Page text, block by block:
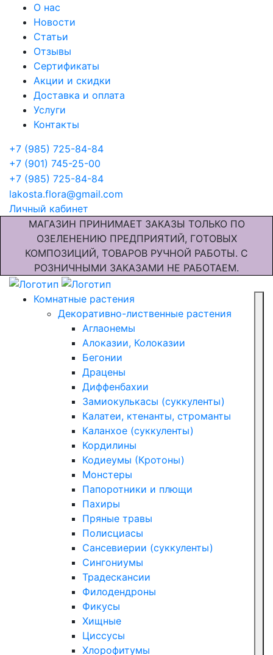
О нас
Новости
Статьи
Отзывы
Сертификаты
Акции и скидки
Доставка и оплата
Услуги
Контакты
+7 (985) 725-84-84
+7 (901) 745-25-00
+7 (985) 725-84-84
lakosta.flora@gmail.com
Личный кабинет
МАГАЗИН ПРИНИМАЕТ ЗАКАЗЫ ТОЛЬКО ПО
ОЗЕЛЕНЕНИЮ ПРЕДПРИЯТИЙ, ГОТОВЫХ
КОМПОЗИЦИЙ, ТОВАРОВ РУЧНОЙ РАБОТЫ. С
РОЗНИЧНЫМИ ЗАКАЗАМИ НЕ РАБОТАЕМ.
Комнатные растения
Декоративно-лиственные растения
Аглаонемы
Алоказии, Колоказии
Бегонии
Драцены
Диффенбахии
Замиокулькасы (суккуленты)
Калатеи, ктенанты, строманты
Каланхое (суккуленты)
Кордилины
Кодиеумы (Кротоны)
Монстеры
Папоротники и плющи
Пахиры
Пряные травы
Полисциасы
Сансевиерии (суккуленты)
Сингониумы
Традескансии
Филодендроны
Фикусы
Хищные
Циссусы
Хлорофитумы